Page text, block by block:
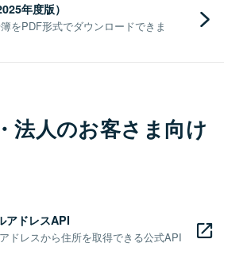
年度版）
をPDF形式でダウンロードできま
法人のお客さま向け
アドレスAPI
ドレスから住所を取得できる公式API